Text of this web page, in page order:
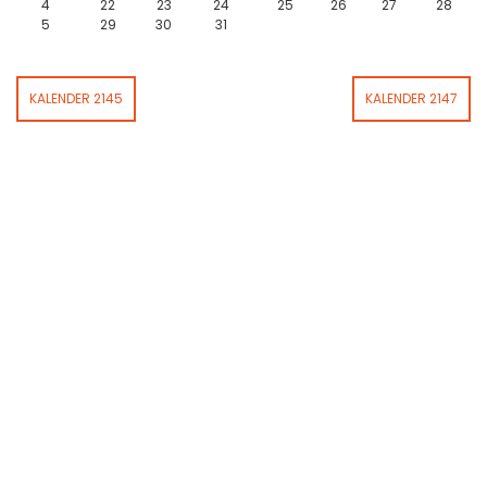
4
22 23 24 25 26 27
28
5
29 30 31
KALENDER 2145 KALENDER 2147